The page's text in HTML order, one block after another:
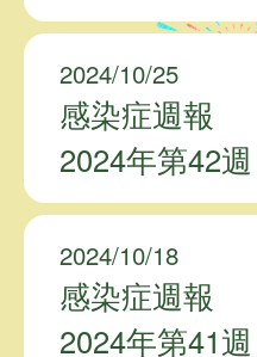
2024/10/25
感染症週報
2024年第42
2024/10/18
感染症週報
2024年第41